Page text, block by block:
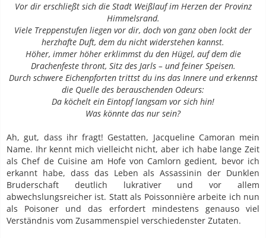
Vor dir erschließt sich die Stadt Weißlauf im Herzen der Provinz
Himmelsrand.
Viele Treppenstufen liegen vor dir, doch von ganz oben lockt der
herzhafte Duft, dem du nicht widerstehen kannst.
Höher, immer höher erklimmst du den Hügel, auf dem die
Drachenfeste thront, Sitz des Jarls – und feiner Speisen.
Durch schwere Eichenpforten trittst du ins das Innere und erkennst
die Quelle des berauschenden Odeurs:
Da köchelt ein Eintopf langsam vor sich hin!
Was könnte das nur sein?
Ah, gut, dass ihr fragt! Gestatten, Jacqueline Camoran mein
Name. Ihr kennt mich vielleicht nicht, aber ich habe lange Zeit
als Chef de Cuisine am Hofe von Camlorn gedient, bevor ich
erkannt habe, dass das Leben als Assassinin der Dunklen
Bruderschaft deutlich lukrativer und vor allem
abwechslungsreicher ist. Statt als Poissonnière arbeite ich nun
als Poisoner und das erfordert mindestens genauso viel
Verständnis vom Zusammenspiel verschiedenster Zutaten.